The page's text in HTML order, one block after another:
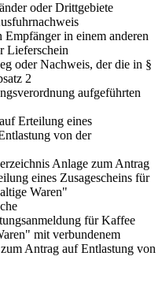
oder Drittgebiete
in einem anderen
Lieferschein
oder Nachweis, der die in §
2
aufgeführten
Erteilung eines
von der
Anlage zum Antrag
eines Zusagescheins für
Waren"
für Kaffee
mit verbundenem
Antrag auf Entlastung von